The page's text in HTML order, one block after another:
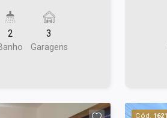
de garagem; -
no terreno;
da casa; - Área
e a edícula; -
2 3
Garagens
Cód.